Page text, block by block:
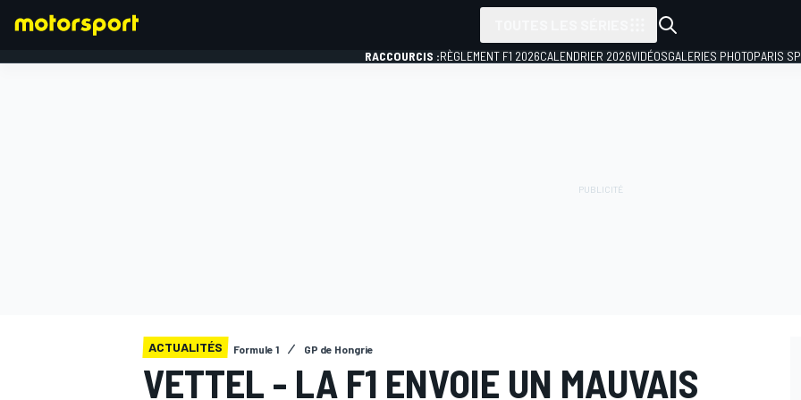
RACCOURCIS :RÈGLEMENT F1 2026CALENDRIER 2026VIDÉOSGALERIES PHOTOPARIS
ACTUALITÉS Formule 1 GP de Hongrie
VETTEL - LA F1 ENVOIE UN MAUVAIS